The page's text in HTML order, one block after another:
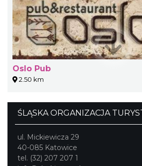
Oslo Pub
2.50 km
ŚLĄSKA ORGANIZACJA
ul. Mickiewicza 29
40-085 Katowice
tel. (32) 207 207 1